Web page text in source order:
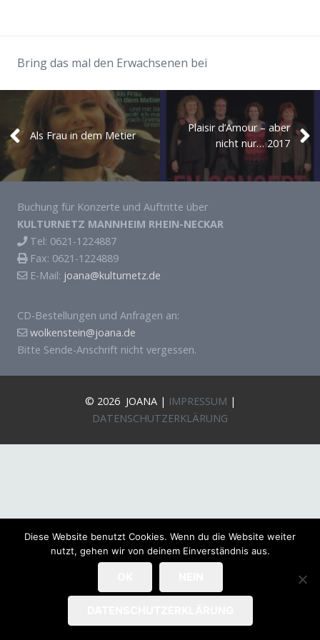
Fotos
Videos
Termine
Biografie
Presse
CD-Bestellung
Bring das mal den Erwachsenen bei
Plaisir d’Amour – aber
nicht nur… 2017
Als Frau in dem Metier
Buchung für Konzerte und Auftritte über
KULTURNETZ MANNHEIM RHEIN-NECKAR
Tel: 0621-1224887
Fax: 0621-1224889
E-Mail: joana@kulturnetz.de
CD-Bestellungen und Anfragen an:
wolkenstein@joana.de
Bitte Sende-Anschrift nicht vergessen.
© 2026 JOANA | IMPRESSUM |
DATENSCHUTZERKLÄRUNG
Diese Website benutzt Cookies. Wenn du die Website weiter
nutzt, gehen wir von deinem Einverständnis aus.